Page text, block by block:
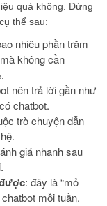
quả không. Đừng
thể sau:
nhiêu phần trăm
không cần
nên trả lời gần như
chatbot.
trò chuyện dẫn
giá nhanh sau
: đây là “mỏ
mỗi tuần.